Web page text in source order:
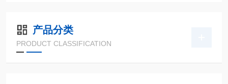
产品分类
PRODUCT CLASSIFICATION